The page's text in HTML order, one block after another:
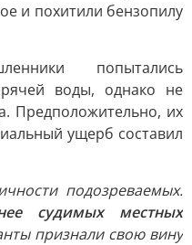
и похитили бензопилу
попытались
воды, однако не
Предположительно, их
ущерб составил
подозреваемых.
судимых местных
признали свою вину